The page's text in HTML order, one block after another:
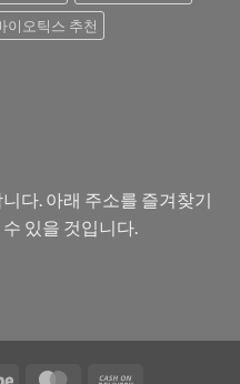
이오틱스 추천
다. 아래 주소를 즐겨찾기
있을 것입니다.